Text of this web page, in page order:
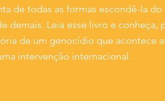
de todas as formas escondê-la
demais. Leia esse livro e conheça,
de um genocídio que acontece
intervenção internacional.